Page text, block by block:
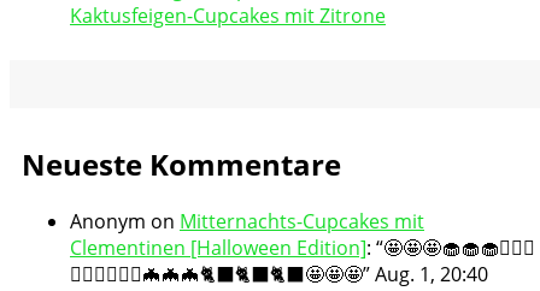
Kaktusfeigen-Cupcakes mit Zitrone
Neueste Kommentare
Anonym on Mitternachts-Cupcakes mit
Clementinen [Halloween Edition]: “🤩🤩🤩🧁🧁🧁🧛🏻‍♀️
🧛🏻‍♀️🧛🏻‍♀️🦇🦇🦇🐈‍⬛🐈‍⬛🐈‍⬛🤩🤩🤩”Aug. 1, 20:40